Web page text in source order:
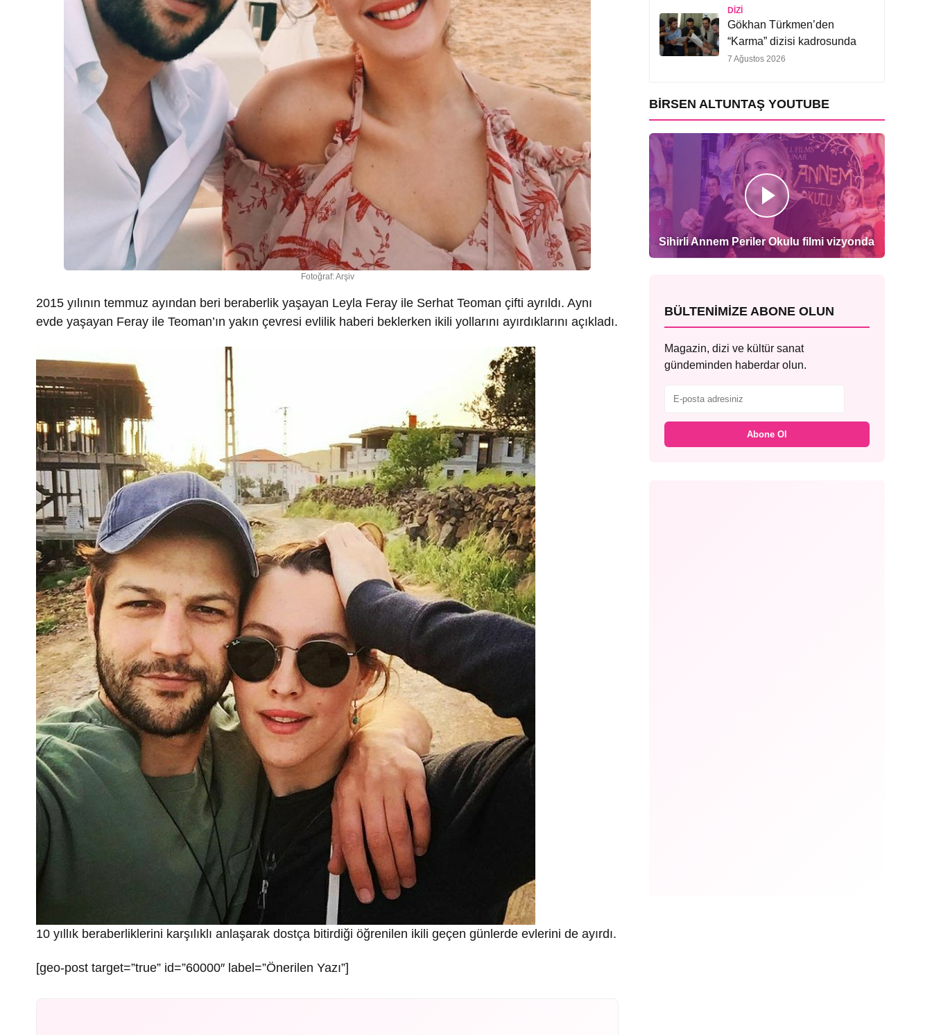
Fotoğraf: Arşiv
2015 yılının temmuz ayından beri beraberlik yaşayan Leyla Feray ile Serhat Teoman çifti ayrıldı. Aynı
evde yaşayan Feray ile Teoman’ın yakın çevresi evlilik haberi beklerken ikili yollarını ayırdıklarını açıkladı.
10 yıllık beraberliklerini karşılıklı anlaşarak dostça bitirdiği öğrenilen ikili geçen günlerde evlerini de ayırdı.
[geo-post target=”true” id=”60000″ label=”Önerilen Yazı”]
DIZI
Gökhan Türkmen’den
“Karma” dizisi kadrosunda
7 Ağustos 2026
BIRSEN ALTUNTAŞ YOUTUBE
Sihirli Annem Periler Okulu filmi vizyonda
BÜLTENIMIZE ABONE OLUN
Magazin, dizi ve kültür sanat
gündeminden haberdar olun.
Abone Ol